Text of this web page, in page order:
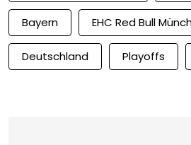
Bayern EHC Red Bull
Deutschland Playoffs